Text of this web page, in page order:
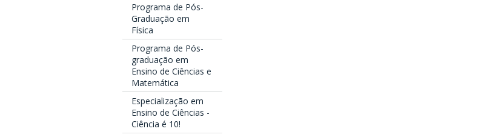
Programa de Pós-
Graduação em
Física
Programa de Pós-
graduação em
Ensino de Ciências e
Matemática
Especialização em
Ensino de Ciências -
Ciência é 10!